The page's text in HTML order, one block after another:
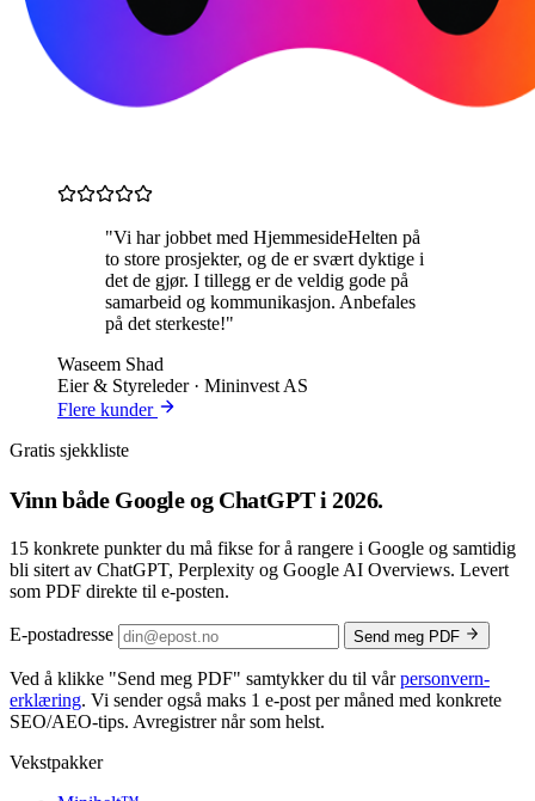
"Vi har jobbet med HjemmesideHelten på
to store prosjekter, og de er svært dyktige i
det de gjør. I tillegg er de veldig gode på
samarbeid og kommunikasjon. Anbefales
på det sterkeste!"
Waseem Shad
Eier & Styreleder · Mininvest AS
Flere kunder
Gratis sjekkliste
Vinn både Google og ChatGPTi 2026.
15 konkrete punkter du må fikse for å rangere i Google og samtidig
bli sitert av ChatGPT, Perplexity og Google AI Overviews. Levert
som PDF direkte til e-posten.
E-postadresse Send meg PDF
Ved å klikke "Send meg PDF" samtykker du til vårpersonvern­
erklæring. Vi sender også maks 1 e-post per måned med konkrete
SEO/AEO-tips. Avregistrer når som helst.
Vekstpakker